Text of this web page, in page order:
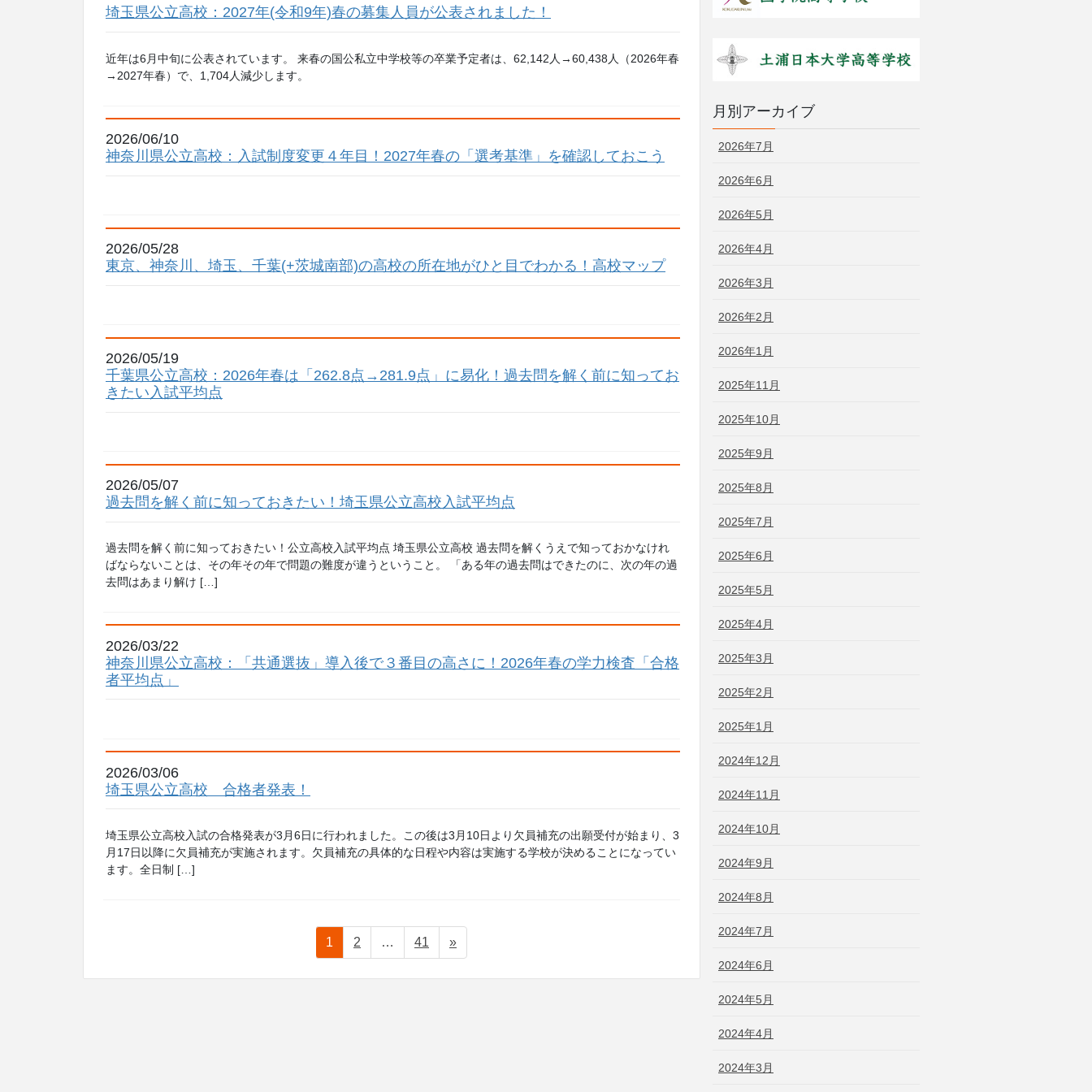
埼玉県公立高校：2027年(令和9年)春の募集人員が公表されました！
近年は6月中旬に公表されています。 来春の国公私立中学校等の卒業予定者は、62,142人→60,438人（2026年春
→2027年春）で、1,704人減少します。
2026/06/10
神奈川県公立高校：入試制度変更４年目！2027年春の「選考基準」を確認しておこう
2026/05/28
東京、神奈川、埼玉、千葉(+茨城南部)の高校の所在地がひと目でわかる！高校マップ
2026/05/19
千葉県公立高校：2026年春は「262.8点→281.9点」に易化！過去問を解く前に知ってお
きたい入試平均点
2026/05/07
過去問を解く前に知っておきたい！埼玉県公立高校入試平均点
過去問を解く前に知っておきたい！公立高校入試平均点 埼玉県公立高校 過去問を解くうえで知っておかなけれ
ばならないことは、その年その年で問題の難度が違うということ。 「ある年の過去問はできたのに、次の年の過
去問はあまり解け […]
2026/03/22
神奈川県公立高校：「共通選抜」導入後で３番目の高さに！2026年春の学力検査「合格
者平均点」
2026/03/06
埼玉県公立高校 合格者発表！
埼玉県公立高校入試の合格発表が3月6日に行われました。この後は3月10日より欠員補充の出願受付が始まり、3
月17日以降に欠員補充が実施されます。欠員補充の具体的な日程や内容は実施する学校が決めることになってい
ます。全日制 […]
の
固
定
1
固
定
2 …
固
定
41 »
月別アーカイブ
2026年7月
2026年6月
2026年5月
2026年4月
2026年3月
2026年2月
2026年1月
2025年11月
2025年10月
2025年9月
2025年8月
2025年7月
2025年6月
2025年5月
2025年4月
2025年3月
2025年2月
2025年1月
2024年12月
2024年11月
2024年10月
2024年9月
2024年8月
2024年7月
2024年6月
2024年5月
2024年4月
2024年3月